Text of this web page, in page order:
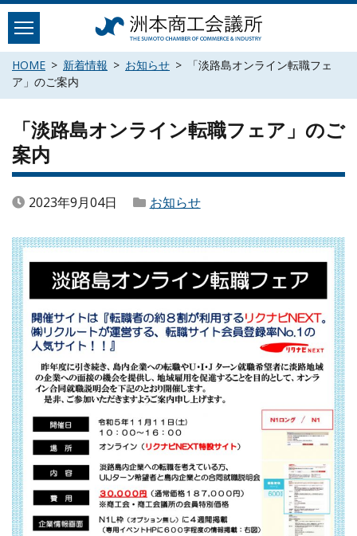
Skip
content
HOME 新着情報 お知らせ
「淡路島オンライン転職フェ
ア」のご案内
「淡路島オンライン転職フェア」のご
案内
2023年9月04日 お知らせ